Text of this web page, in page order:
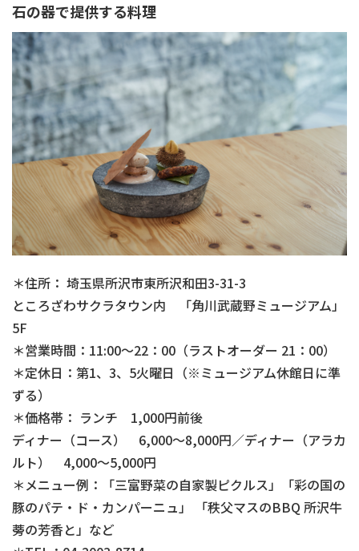
石の器で提供する料理
＊住所： 埼玉県所沢市東所沢和田3-31-3
ところざわサクラタウン内 「角川武蔵野ミュージアム」
5F
＊営業時間：11:00～22：00（ラストオーダー 21：00）
＊定休日：第1、3、5火曜日（※ミュージアム休館日に準
ずる）
＊価格帯： ランチ 1,000円前後
ディナー（コース） 6,000～8,000円／ディナー（アラカ
ルト） 4,000～5,000円
＊メニュー例：「三富野菜の自家製ピクルス」「彩の国の
豚のパテ・ド・カンパーニュ」 「秩父マスのBBQ 所沢牛
蒡の芳香と」など